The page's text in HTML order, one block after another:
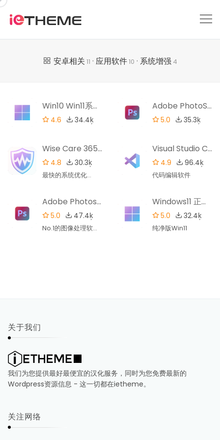
跳
安卓相关 11 · 应用软件10 · 系统增强 4
Win10 Win11系统
版本一键切换6.0
4.6 34.4ķ
Adobe PhotoSh
op 2023 (24.0.0.
5.0 35.3ķ
Wise Care 365
v6.3.9.617特别版
4.8 30.3ķ
最快的系统优化软
Visual Studio C
ode 1.65.0 官方
版
4.9 96.4ķ
代码编辑软件
Adobe Photosh
op 2022 v23.1.1
绿色版
5.0 47.4ķ
No.1的图像处理软
Windows11 正式
版 v22000.556
5.0 32.4ķ
纯净版Win11
关于我们
我们为您提供最好最便宜的汉化服务，同时为您免费最新的
Wordpress资源信息 - 这一切都在ietheme。
关注网络